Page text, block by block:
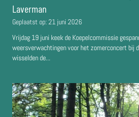
Laverman
Geplaatst op: 21 juni 2026
Vrijdag 19 juni keek de Koepelcommissie
weersverwachtingen voor het zomerconcert bij
wisselden de...